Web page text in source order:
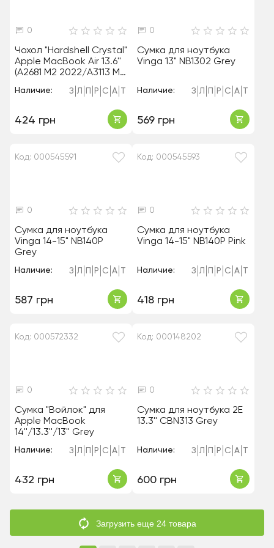
0
Чохол "Hardshell Crystal"
Apple MacBook Air 13.6''
(A2681 M2 2022/A3113 M3
Наличие: З Л Р С А
424 грн
0
Сумка для ноутбука
Vinga 13" NB1302 Grey
Наличие: З Л Р С А
569 грн
Код: 000545591
0
Сумка для ноутбука
Vinga 14-15" NB140P
Grey
Наличие: З Л Р С А
587 грн
Код: 000545593
0
Сумка для ноутбука
Vinga 14-15" NB140P Pink
Наличие: З Л Р С А
418 грн
Код: 000572332
0
Сумка "Войлок" для
Apple MacBook
14''/13.3''/13'' Grey
Наличие: З Л Р С А
432 грн
Код: 000148202
0
Сумка для ноутбука 2E
13.3'' CBN313 Grey
Наличие: З Л Р С А
600 грн
Загрузить еще 24 товара